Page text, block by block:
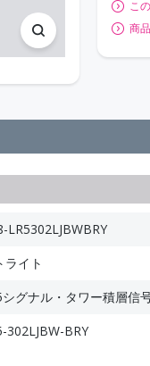
こ
商
LR5302LJBWBRY
ライト
シグナル・タワー積層信
302LJBW-BRY